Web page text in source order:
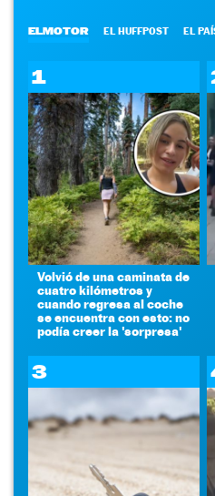
ELMOTOR EL HUFFPOST EL
1
Volvió de una caminata de
cuatro kilómetros y
cuando regresa al coche
se encuentra con esto: no
podía creer la 'sorpresa'
3